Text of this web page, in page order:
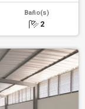
Baño(s)
2